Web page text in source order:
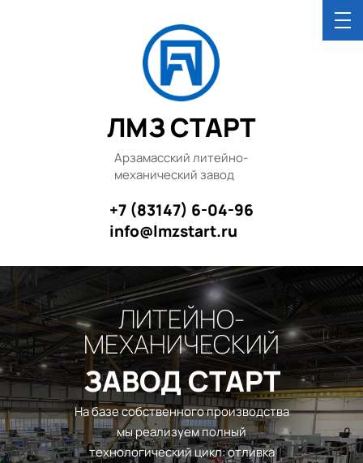
ЛМЗ СТАРТ
Арзамасский литейно-
механический завод
+7 (83147) 6-04-96
info@lmzstart.ru
На базе собственного производства
мы реализуем полный
технологический цикл: отливка
ЛИТЕЙНО-
МЕХАНИЧЕСКИЙ
ЗАВОД СТАРТ